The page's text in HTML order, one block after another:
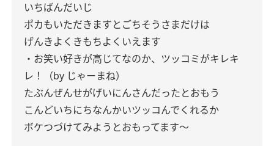
いちばんだいじ
ポカもいただきますとごちそうさまだけは
げんきよくきもちよくいえます
・お笑い好きが高じてなのか、ツッコミがキレキ
レ！（by じゃーまね）
たぶんぜんせがげいにんさんだったとおもう
こんどいちにちなんかいツッコんでくれるか
ボケつづけてみようとおもってます〜